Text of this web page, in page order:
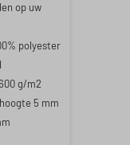
op uw
polyester
g/m2
5 mm